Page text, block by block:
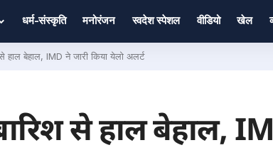
धर्म-संस्कृति मनोरंजन स्वदेश स्पेशल वीडियो खेल
हाल बेहाल, IMD ने जारी किया येलो अलर्ट
से हाल बेहाल,